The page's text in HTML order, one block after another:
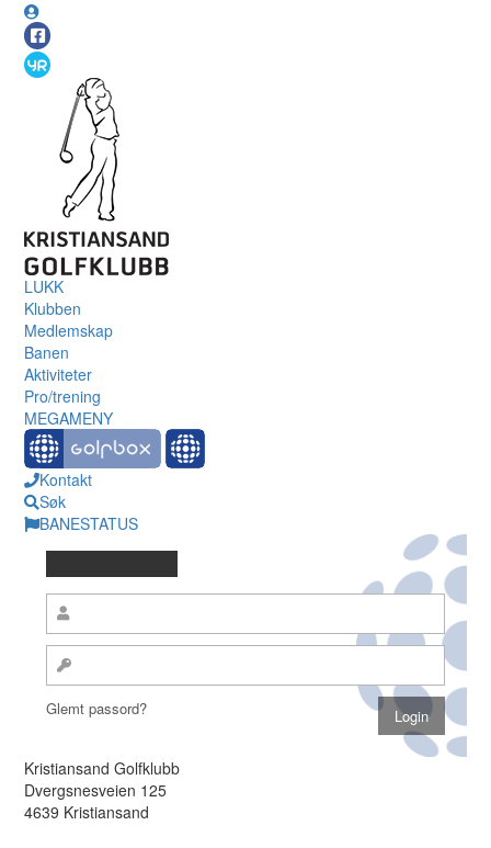
LUKK
Klubben
Medlemskap
Banen
Aktiviteter
Pro/trening
MEGAMENY
Kontakt
Søk
BANESTATUS
Glemt passord?
Kristiansand Golfklubb
Dvergsnesveien 125
4639 Kristiansand